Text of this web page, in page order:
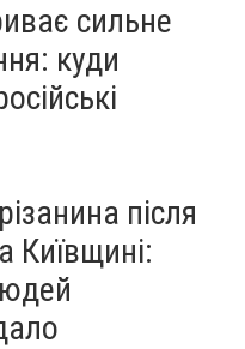
сильне
куди
після
Київщині: